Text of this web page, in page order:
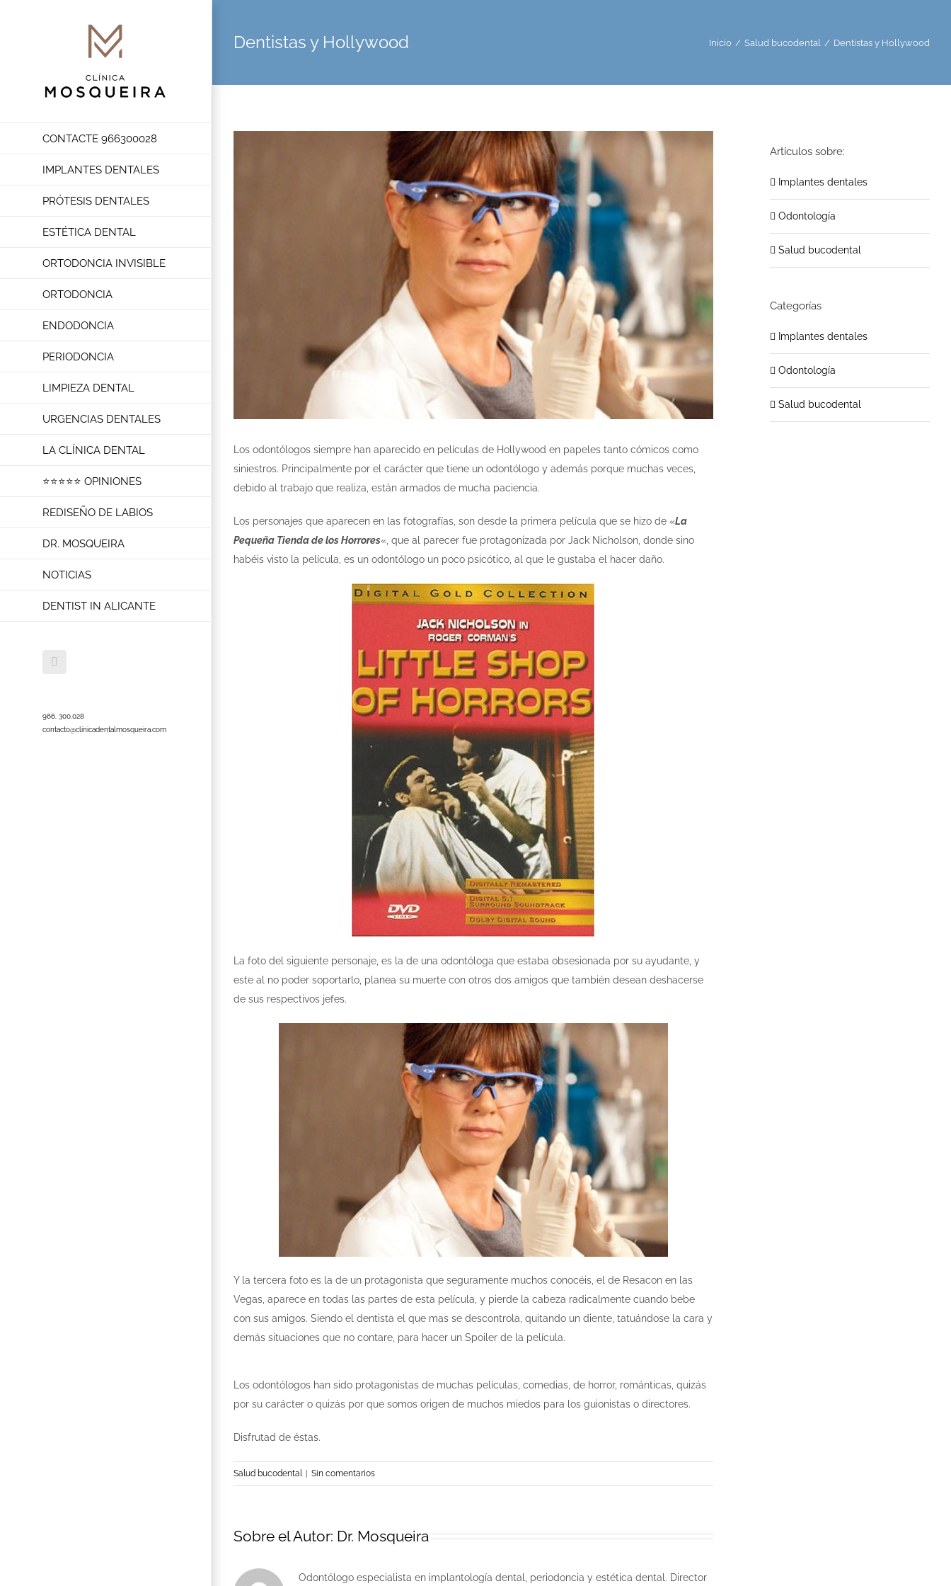
CONTACTE 966300028
IMPLANTES DENTALES
PRÓTESIS DENTALES
ESTÉTICA DENTAL
ORTODONCIA INVISIBLE
ORTODONCIA
ENDODONCIA
PERIODONCIA
LIMPIEZA DENTAL
URGENCIAS DENTALES
LA CLÍNICA DENTAL
⭐⭐⭐⭐⭐ OPINIONES
REDISEÑO DE LABIOS
DR. MOSQUEIRA
NOTICIAS
DENTIST IN ALICANTE
Facebook
966. 300.028
contacto@clinicadentalmosqueira.com
Dentistas y Hollywood Inicio Salud bucodental Dentistas y Hollywood
Los odontólogos siempre han aparecido en películas de Hollywood en papeles tanto cómicos como
siniestros. Principalmente por el carácter que tiene un odontólogo y además porque muchas veces,
debido al trabajo que realiza, están armados de mucha paciencia.
Los personajes que aparecen en las fotografías, son desde la primera película que se hizo de «La
Pequeña Tienda de los Horrores«, que al parecer fue protagonizada por Jack Nicholson, donde sino
habéis visto la película, es un odontólogo un poco psicótico, al que le gustaba el hacer daño.
La foto del siguiente personaje, es la de una odontóloga que estaba obsesionada por su ayudante, y
este al no poder soportarlo, planea su muerte con otros dos amigos que también desean deshacerse
de sus respectivos jefes.
Y la tercera foto es la de un protagonista que seguramente muchos conocéis, el de Resacon en las
Vegas, aparece en todas las partes de esta película, y pierde la cabeza radicalmente cuando bebe
con sus amigos. Siendo el dentista el que mas se descontrola, quitando un diente, tatuándose la cara y
demás situaciones que no contare, para hacer un Spoiler de la película.
Los odontólogos han sido protagonistas de muchas películas, comedias, de horror, románticas, quizás
por su carácter o quizás por que somos origen de muchos miedos para los guionistas o directores.
Disfrutad de éstas.
Salud bucodental | Sin comentarios
Sobre el Autor: Dr. Mosqueira
Odontólogo especialista en implantología dental, periodoncia y estética dental. Director
Artículos sobre:
Implantes dentales
Odontología
Salud bucodental
Categorías
Implantes dentales
Odontología
Salud bucodental